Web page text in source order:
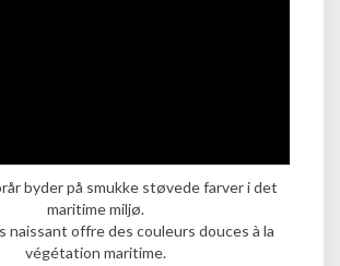
byder på smukke støvede farver i det
maritime miljø.
naissant offre des couleurs douces à la
végétation maritime.